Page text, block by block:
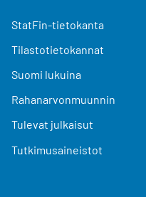
StatFin-tietokanta
Tilastotietokannat
Suomi lukuina
Rahanarvonmuunnin
Tulevat julkaisut
Tutkimusaineistot